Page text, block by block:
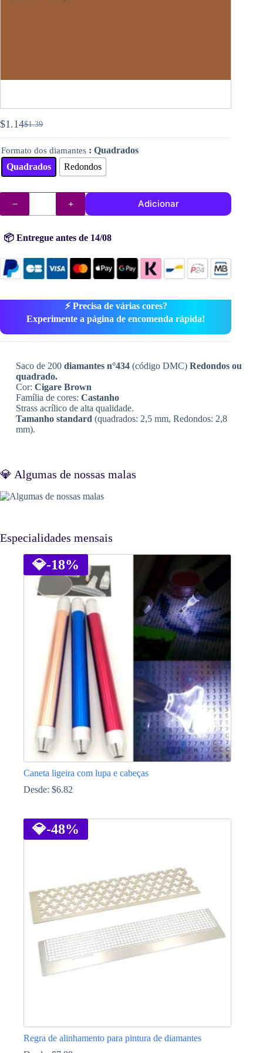
$1.39
O
preço
original
era:
$1.39.
$1.14O
preço
atual
é:
$1.14.
Formato dos diamantes : Quadrados
Quadrados
Redondos
Quantidade
DMC
(contas)
434
Adicionar
📦 Entregue antes de 14/08
⚡ Precisa de várias cores?
Experimente a página de encomenda rápida!
Saco de 200 diamantes n°434(código DMC) Redondos ou
quadrado.
Cor: Cigare Brown
Família de cores: Castanho
Strass acrílico de alta qualidade.
Tamanho standard (quadrados: 2,5 mm, Redondos: 2,8
mm).
💎 Algumas de nossas malas
Especialidades mensais
💎-18%
Caneta ligeira com lupa e cabeças
Desde: $6.82
product
has
multiple
be
chosen
on
the
page
💎-48%
Regra de alinhamento para pintura de diamantes